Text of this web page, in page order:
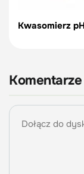
Kwasomierz
Komentarze